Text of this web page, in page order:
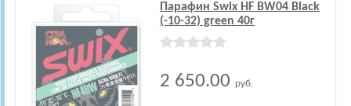
Парафин Swix HF BW04 Black
(-10-32) green 40г
2 650.00 руб.